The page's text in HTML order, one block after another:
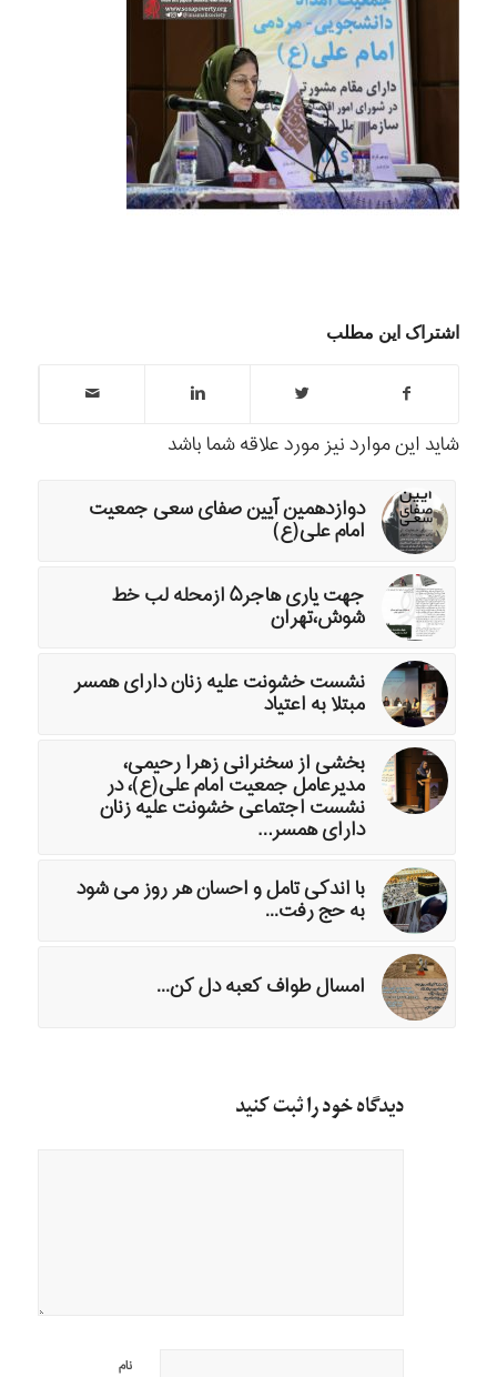
اشتراک این مطلب
شاید این موارد نیز مورد علاقه شما باشد
دوازدهمین آیین صفای سعی جمعیت
امام علی(ع)
جهت یاری هاجر۵ ازمحله لب خط
شوش،تهران
نشست خشونت علیه زنان دارای همسر
مبتلا به اعتیاد
بخشی از سخنرانی زهرا رحیمی،
مدیرعامل جمعیت امام علی(ع)، در
نشست اجتماعی خشونت علیه زنان
دارای همسر…
با اندکی تامل و احسان هر روز می شود
به حج رفت...
امسال طواف کعبه دل کن...
دیدگاه خود را ثبت کنید
نام